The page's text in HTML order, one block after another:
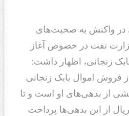
در واکنش به صحبت‌های
نفت در خصوص آغاز
زنجانی، اظهار داشت:
فروش اموال بابک زنجانی
از بدهی‌های او است و تا
از این بدهی‌ها پرداخت